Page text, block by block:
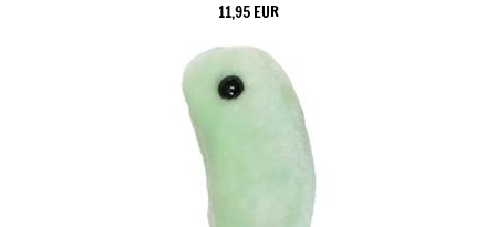
11,95 EUR